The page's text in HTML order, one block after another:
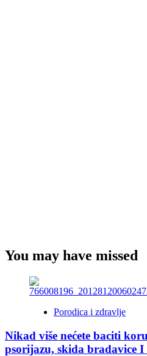
You may have missed
Porodica i zdravlje
Nikad više nećete baciti
psorijazu, skida bradavice I